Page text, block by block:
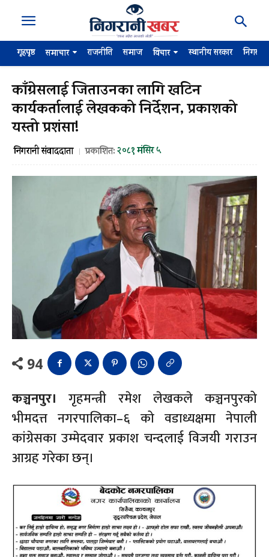
गृहपृष्ठ समाचार राजनीति समाज विचार स्थानीय सरकार
काँग्रेसलाई जिताउनका लागि खटिन
कार्यकर्तालाई लेखकको निर्देशन, प्रकाशको
यस्तो प्रशंसा!
निगरानी संवाददाता प्रकाशित:२०८१ मंसिर ५
94
कञ्चनपुर। गृहमन्त्री रमेश लेखकले कञ्चनपुरको
भीमदत्त नगरपालिका–६ को वडाध्यक्षमा नेपाली
कांग्रेसका उम्मेदवार प्रकाश चन्दलाई विजयी गराउन
आग्रह गरेका छन्।